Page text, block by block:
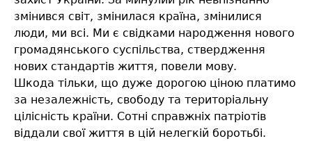
змінився світ, змінилася країна, змінилися
люди, ми всі. Ми є свідками народження нового
громадянського суспільства, ствердження
нових стандартів життя, повели мову.
Шкода тільки, що дуже дорогою ціною платимо
за незалежність, свободу та територіальну
цілісність країни. Сотні справжніх патріотів
віддали свої життя в цій нелегкій боротьбі.